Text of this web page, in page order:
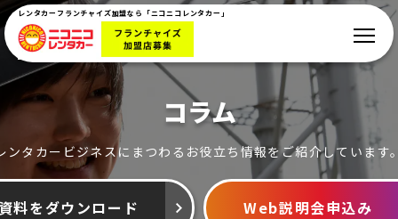
レンタカーフランチャイズ加盟なら「ニコニコレンタカー」
コラム
ンタカービジネスにまつわるお役立ち情報をご紹介しています
料をダウンロード Web説明会申込み